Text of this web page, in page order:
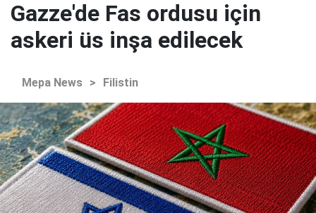
Gazze'de Fas ordusu için
askeri üs inşa edilecek
Mepa News > Filistin